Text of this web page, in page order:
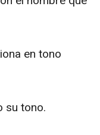
en tono
su tono.